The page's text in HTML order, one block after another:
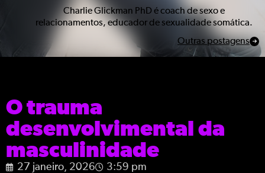
Charlie Glickman PhD é coach de sexo e
relacionamentos, educador de sexualidade somática.
Outras postagens
O trauma
desenvolvimental da
masculinidade
27 janeiro, 2026 3:59 pm